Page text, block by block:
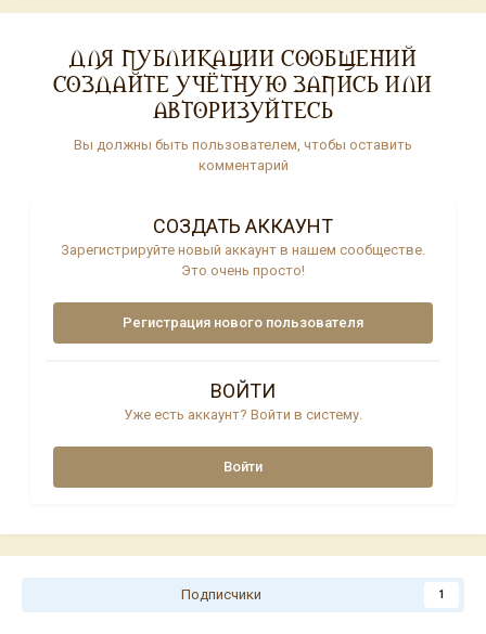
ДЛЯ ПУБЛИКАЦИИ СООБЩЕНИЙ
СОЗДАЙТЕ УЧЁТНУЮ ЗАПИСЬ ИЛИ
АВТОРИЗУЙТЕСЬ
Вы должны быть пользователем, чтобы оставить
комментарий
СОЗДАТЬ АККАУНТ
Зарегистрируйте новый аккаунт в нашем сообществе.
Это очень просто!
Регистрация нового пользователя
ВОЙТИ
Уже есть аккаунт? Войти в систему.
Войти
Подписчики 1